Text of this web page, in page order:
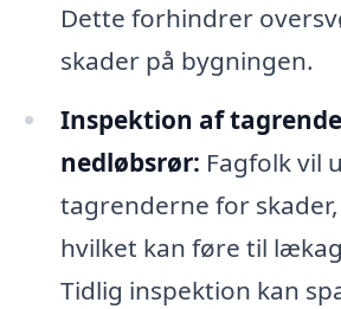
Dette forhindrer
skader på bygningen.
Inspektion af
nedløbsrør: Fagfolk vil
tagrenderne for
hvilket kan føre til
Tidlig inspektion kan